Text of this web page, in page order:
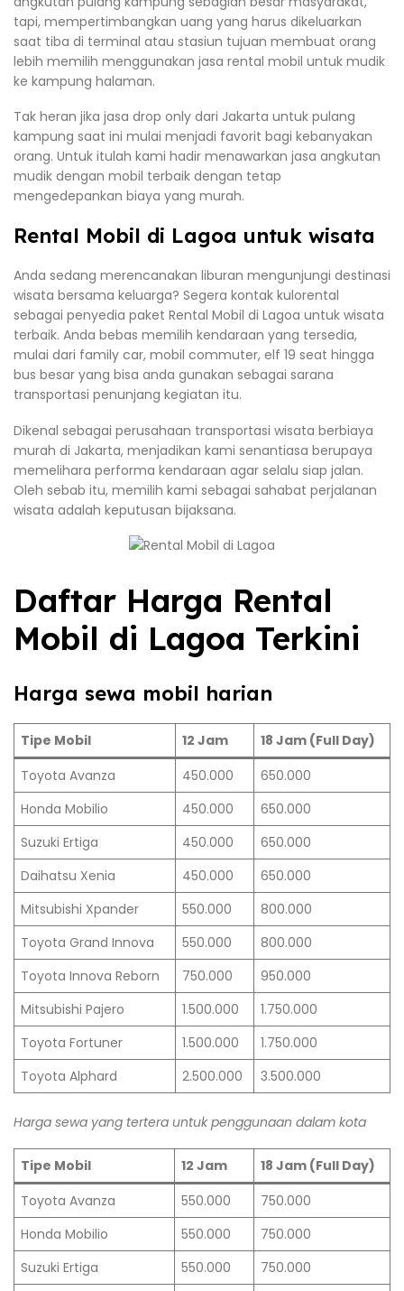
tapi, mempertimbangkan uang yang harus dikeluarkan
saat tiba di terminal atau stasiun tujuan membuat orang
lebih memilih menggunakan jasa rental mobil untuk mudik
ke kampung halaman.
Tak heran jika jasa drop only dari Jakarta untuk pulang
kampung saat ini mulai menjadi favorit bagi kebanyakan
orang. Untuk itulah kami hadir menawarkan jasa angkutan
mudik dengan mobil terbaik dengan tetap
mengedepankan biaya yang murah.
Rental Mobil di Lagoa untuk wisata
Anda sedang merencanakan liburan mengunjungi destinasi
wisata bersama keluarga? Segera kontak kulorental
sebagai penyedia paket Rental Mobil di Lagoa untuk wisata
terbaik. Anda bebas memilih kendaraan yang tersedia,
mulai dari family car, mobil commuter, elf 19 seat hingga
bus besar yang bisa anda gunakan sebagai sarana
transportasi penunjang kegiatan itu.
Dikenal sebagai perusahaan transportasi wisata berbiaya
murah di Jakarta, menjadikan kami senantiasa berupaya
memelihara performa kendaraan agar selalu siap jalan.
Oleh sebab itu, memilih kami sebagai sahabat perjalanan
wisata adalah keputusan bijaksana.
Daftar Harga Rental
Mobil di Lagoa Terkini
Harga sewa mobil harian
Tipe Mobil 12 Jam
18 Jam (Full Day)
Toyota Avanza
450.000
650.000
Honda Mobilio
450.000
650.000
Suzuki Ertiga
450.000
650.000
Daihatsu Xenia
450.000
650.000
Mitsubishi Xpander
550.000
800.000
Toyota Grand Innova
550.000
800.000
Toyota Innova Reborn
750.000
950.000
Mitsubishi Pajero
1.500.000
1.750.000
Toyota Fortuner
1.500.000
1.750.000
Toyota Alphard
2.500.000 3.500.000
Harga sewa yang tertera untuk penggunaan dalam kota
Tipe Mobil 12 Jam
18 Jam (Full Day)
Toyota Avanza
550.000
750.000
Honda Mobilio
550.000
750.000
Suzuki Ertiga
550.000 750.000